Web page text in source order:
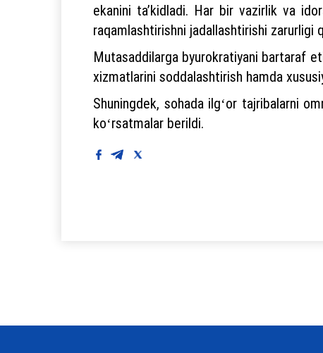
ekanini taʼkidladi. Har bir vazirlik va
raqamlashtirishni jadallashtirishi zarurligi
Mutasaddilarga byurokratiyani bartaraf
xizmatlarini soddalashtirish hamda
Shuningdek, sohada ilgʻor tajribalarni
koʻrsatmalar berildi.